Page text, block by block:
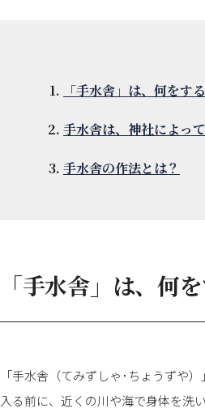
「手水舎」は、何をす
手水舎は、神社によっ
手水舎の作法とは？
「手水舎」は、何
「手水舎（てみずしゃ･ちょうずや
入る前に、近くの川や海で身体を洗